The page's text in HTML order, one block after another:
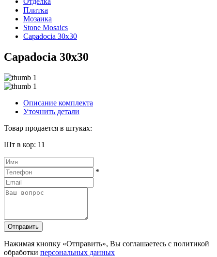
Плитка
Мозаика
Stone Mosaics
Capadocia 30x30
Capadocia 30x30
Описание комплекта
Уточнить детали
Товар продается в штуках:
Шт в кор: 11
*
Отправить
Нажимая кнопку «Отправить», Вы соглашаетесь с политикой
обработки персональных данных